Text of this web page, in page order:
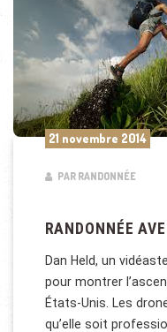
21 novembre 2014
PAR RANDONNÉE
RANDONNÉE
Dan Held, un
pour montrer
États-Unis. Les
qu’elle soit